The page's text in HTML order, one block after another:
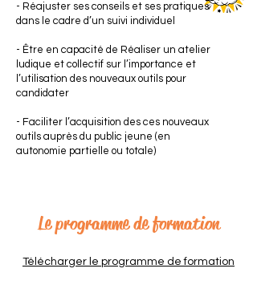
- Réajuster ses conseils et ses pratiques
dans le cadre d’un suivi individuel
- Être en capacité de Réaliser un atelier
ludique et collectif sur l’importance et
l’utilisation des nouveaux outils pour
candidater
- Faciliter l’acquisition des ces nouveaux
outils auprès du public jeune (en
autonomie partielle ou totale)
Le programme de formation
Télécharger le programme de formation